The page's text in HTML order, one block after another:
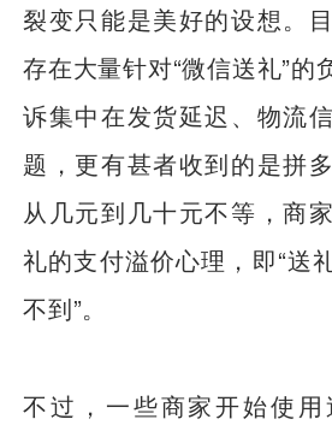
裂变只能是美好的设想。
存在大量针对“微信送礼”的
诉集中在发货延迟、物流
题，更有甚者收到的是拼
从几元到几十元不等，商
礼的支付溢价心理，即“送
不到”。
不过，一些商家开始使